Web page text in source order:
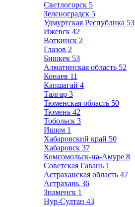
Светлогорск 5
Зеленоградск 5
Удмуртская Республика 53
Ижевск 42
Воткинск 2
Глазов 2
Бишкек 53
Алматинская область 52
Конаев 11
Капшагай 4
Талгар 3
Тюменская область 50
Тюмень 42
Тобольск 3
Ишим 1
Хабаровский край 50
Хабаровск 37
Комсомольск-на-Амуре 8
Советская Гавань 1
Астраханская область 47
Астрахань 36
Знаменск 1
Нур-Султан 43